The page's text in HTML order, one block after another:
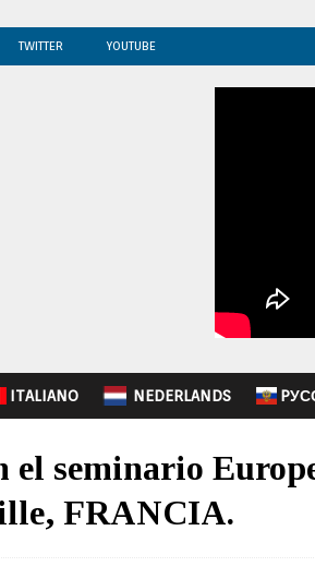
TWITTER YOUTUBE
ITALIANO NEDERLANDS
seminario
FRANCIA.